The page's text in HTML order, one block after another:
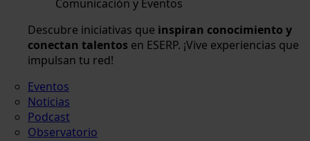
Comunicación y Eventos
Descubre iniciativas que inspiran conocimiento y
conectan talentos en ESERP. ¡Vive experiencias que
impulsan tu red!
Eventos
Noticias
Podcast
Observatorio